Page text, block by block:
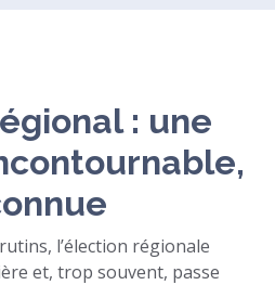
: une
l’élection régionale
et, trop souvent, passe